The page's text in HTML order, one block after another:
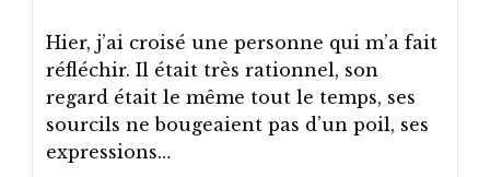
Hier, j’ai croisé une personne qui m’a fait
réfléchir. Il était très rationnel, son
regard était le même tout le temps, ses
sourcils ne bougeaient pas d’un poil, ses
expressions…